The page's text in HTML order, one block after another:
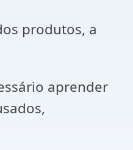
produtos, a
aprender